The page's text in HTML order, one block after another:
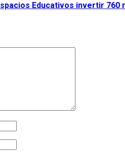
Educativos invertir